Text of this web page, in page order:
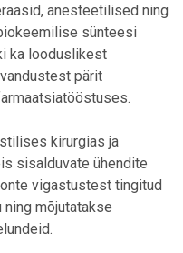
anesteetilised ning
sünteesi
ka looduslikest
pärit
kirurgias ja
sisalduvate ühendite
vigastustest tingitud
mõjutatakse